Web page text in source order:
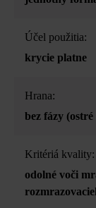
Účel použitia:
krycie platne
Hrana:
bez fázy
Kritériá kvality:
odolné voči